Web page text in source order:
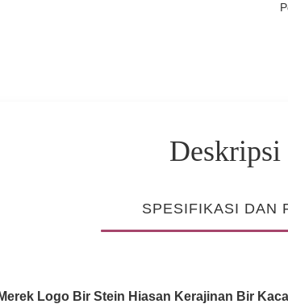
Deskripsi
SPESIFIKASI DAN
Logo Bir Stein Hiasan Kerajinan Bir Kaca